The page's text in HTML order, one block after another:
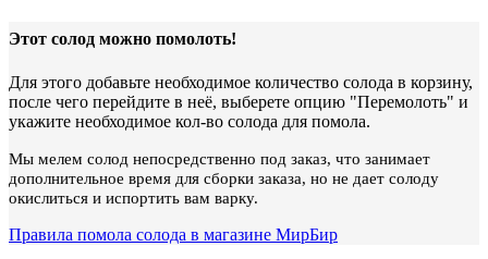
Этот солод можно помолоть!
Для этого добавьте необходимое количество солода в корзину,
после чего перейдите в неё, выберете опцию "Перемолоть" и
укажите необходимое кол-во солода для помола.
Мы мелем солод непосредственно под заказ, что занимает
дополнительное время для сборки заказа, но не дает солоду
окислиться и испортить вам варку.
Правила помола солода в магазине МирБир